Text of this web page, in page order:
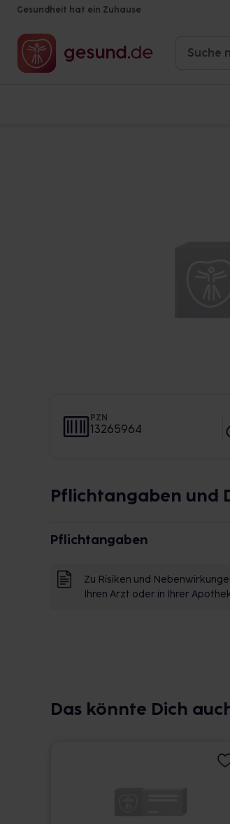
Gesundheit hat ein Zuhause
PZN
13265964
Pflichtangaben und
Pflichtangaben
Zu Risiken und
Ihren Arzt oder in Ihrer
Das könnte Dich